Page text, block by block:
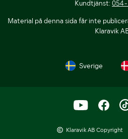
Kundtjänst: 054-
Material på denna sida får inte
Klaravik
Sverige
Klaravik AB Copyright